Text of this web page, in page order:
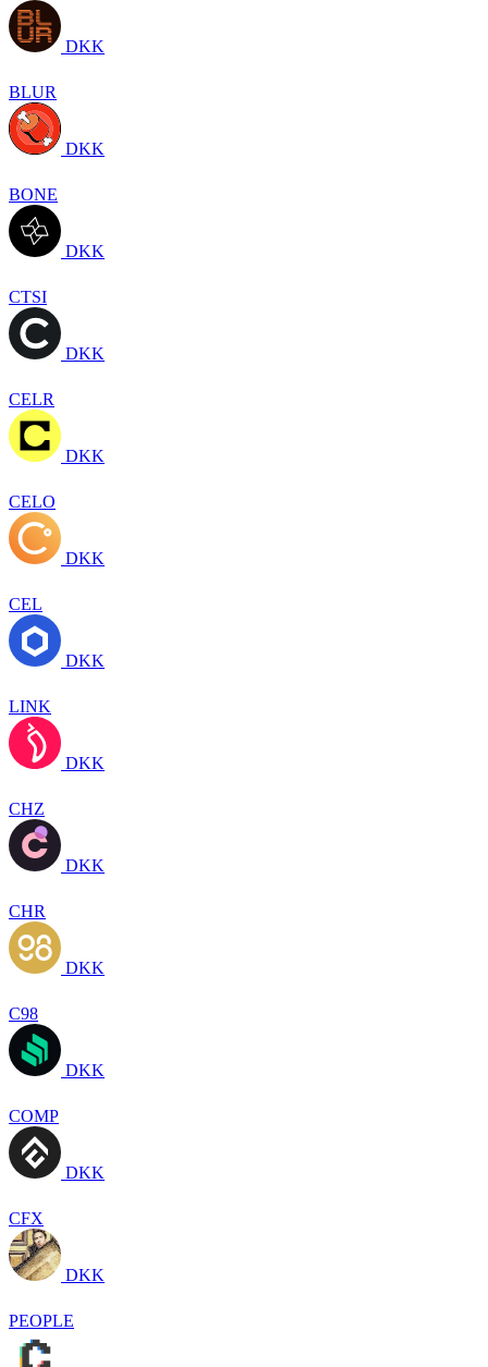
DKK
BLUR
DKK
BONE
DKK
CTSI
DKK
CELR
DKK
CELO
DKK
CEL
DKK
LINK
DKK
CHZ
DKK
CHR
DKK
C98
DKK
COMP
DKK
CFX
DKK
PEOPLE